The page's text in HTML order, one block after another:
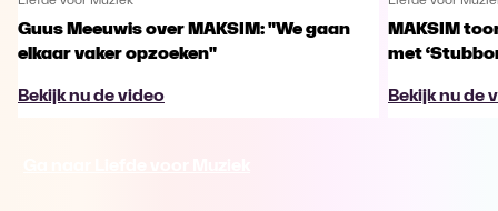
Guus Meeuwis over MAKSIM: "We gaan
elkaar vaker opzoeken"
Bekijk nu de video
MAKSIM
met
Bekijk nu de